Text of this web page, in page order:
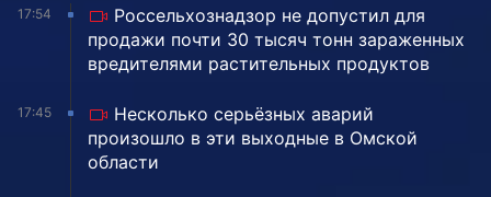
17:54
Россельхознадзор не допустил для
продажи почти 30 тысяч тонн зараженных
вредителями растительных продуктов
17:45
Несколько серьёзных аварий
произошло в эти выходные в Омской
области